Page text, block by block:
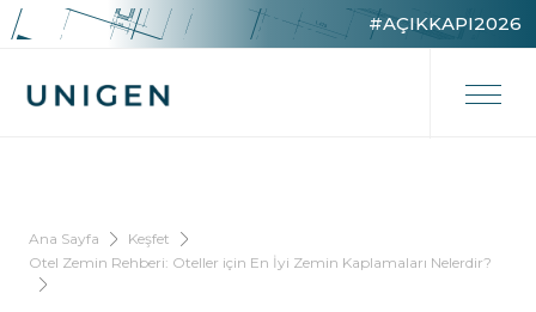
#AÇIKKAPI2026
Ana Sayfa
Keşfet
Otel Zemin Rehberi: Oteller için En İyi Zemin Kaplamaları Nelerdir?